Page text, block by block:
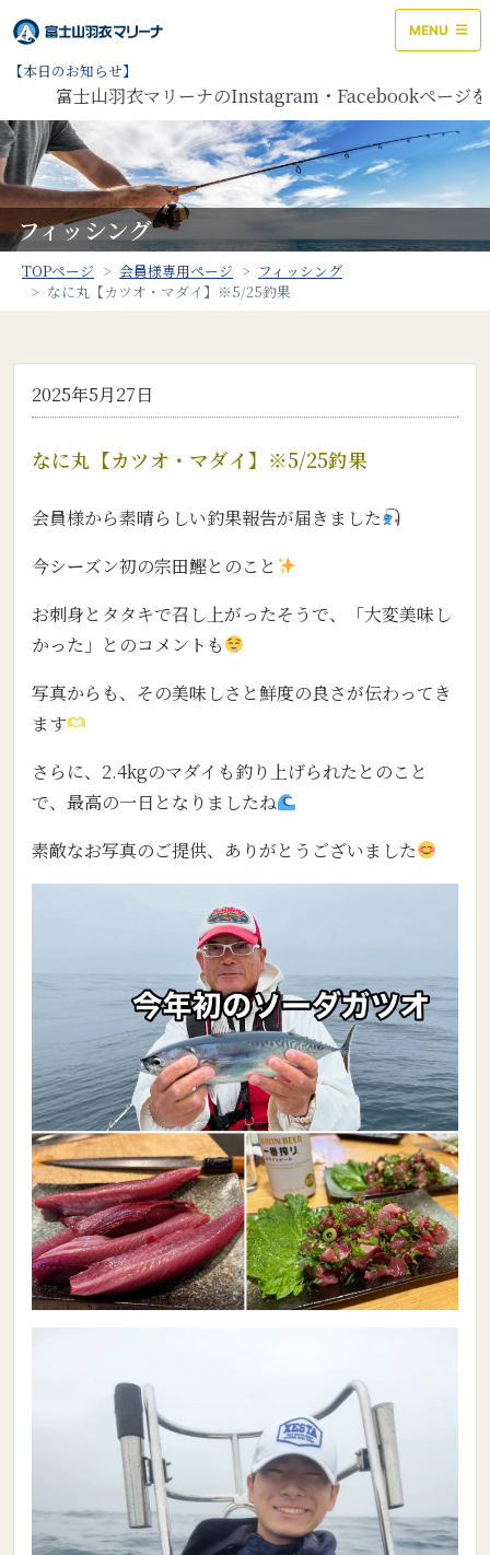
MENU
【本日のお知らせ】
富士山羽衣マリーナのInstagram・Facebookページを開
フィッシング
TOPページ 会員様専用ページ
フィッシング
なに丸【カツオ・マダイ】※5/25釣果
2025年5月27日
なに丸【カツオ・マダイ】※5/25釣果
会員様から素晴らしい釣果報告が届きました
今シーズン初の宗田鰹とのこと
お刺身とタタキで召し上がったそうで、「大変美味し
かった」とのコメントも
写真からも、その美味しさと鮮度の良さが伝わってき
ます
さらに、2.4kgのマダイも釣り上げられたとのこと
で、最高の一日となりましたね
素敵なお写真のご提供、ありがとうございました